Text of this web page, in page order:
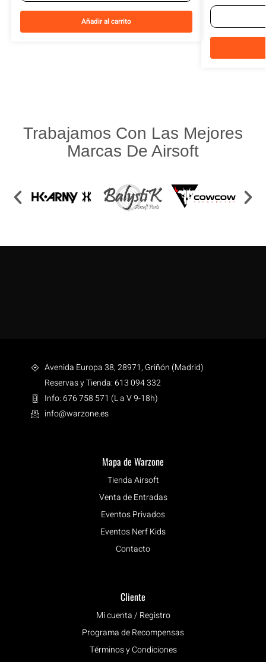
Añadir al carrito
Trabajamos Con Las Mejores
Marcas De Airsoft
Avenida Europa 38, 28971, Griñón (Madrid)
Reservas y Tienda: 613 094 332
Info: 676 758 571 (L a V 9-18h)
info@warzone.es
Mapa de Warzone
Tienda Airsoft
Venta de Entradas
Eventos Privados
Eventos Nerf Kids
Contacto
Cliente
Mi cuenta / Registro
Programa de Recompensas
Términos y Condiciones